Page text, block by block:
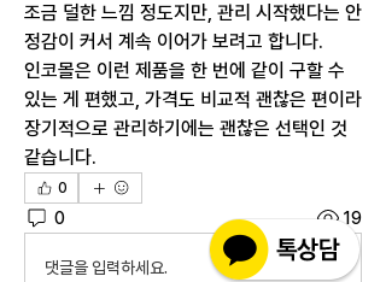
조금 덜한 느낌 정도지만, 관리 시작했다는 안
정감이 커서 계속 이어가 보려고 합니다.
인코몰은 이런 제품을 한 번에 같이 구할 수
있는 게 편했고, 가격도 비교적 괜찮은 편이라
장기적으로 관리하기에는 괜찮은 선택인 것
같습니다.
0
0 19
댓글을 입력하세요.